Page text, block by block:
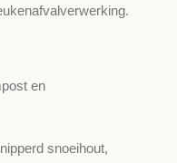
en
snoeihout,